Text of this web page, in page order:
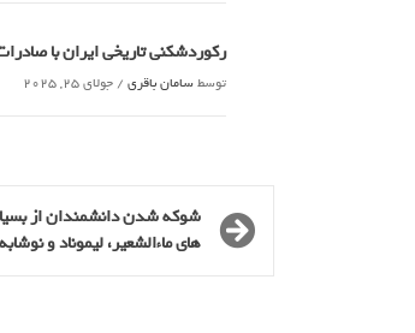
رکوردشکنی تاریخی ایران با صادرات 1.8 میلیون بشکه ای نفت
توسطسامان باقری / جولای 25, 2025
شوکه شدن دانشمندان از
های ماءالشعیر، لیموناد و